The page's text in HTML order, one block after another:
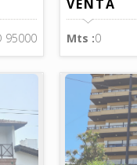
95000
VENTA
Mts :0